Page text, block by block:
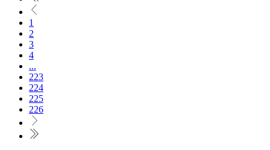
1
2
3
4
...
223
224
225
226